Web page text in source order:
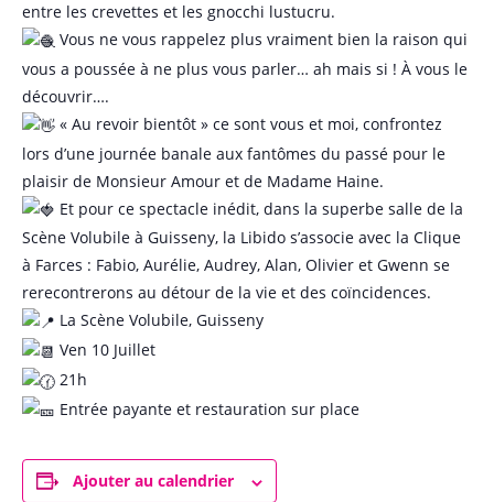
entre les crevettes et les gnocchi lustucru.
Vous ne vous rappelez plus vraiment bien la raison qui
vous a poussée à ne plus vous parler… ah mais si ! À vous le
découvrir….
« Au revoir bientôt » ce sont vous et moi, confrontez
lors d’une journée banale aux fantômes du passé pour le
plaisir de Monsieur Amour et de Madame Haine.
Et pour ce spectacle inédit, dans la superbe salle de la
Scène Volubile à Guisseny, la Libido s’associe avec la Clique
à Farces : Fabio, Aurélie, Audrey, Alan, Olivier et Gwenn se
rerecontrerons au détour de la vie et des coïncidences.
La Scène Volubile, Guisseny
Ven 10 Juillet
21h
Entrée payante et restauration sur place
Ajouter au calendrier